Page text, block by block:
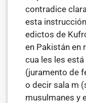
contradice
esta
edictos de
en Pakistán en
cua­ les les
(juramento de
o decir sala m
musulmanes y